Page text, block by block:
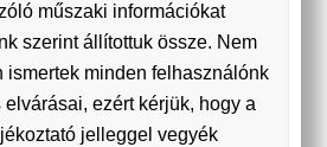
műszaki információkat
szerint állítottuk össze. Nem
ismertek minden felhasználónk
ezért kérjük, hogy a
jelleggel vegyék